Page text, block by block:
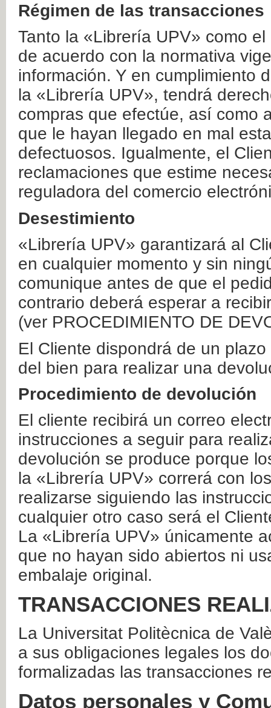
Régimen de las transacciones
Tanto la «Librería UPV» como
de acuerdo con la normativa
información. Y en cumplimiento
la «Librería UPV», tendrá
compras que efectúe, así como
que le hayan llegado en mal
defectuosos. Igualmente, el
reclamaciones que estime
reguladora del comercio
Desestimiento
«Librería UPV» garantizará al
en cualquier momento y sin
comunique antes de que el
contrario deberá esperar a
(ver PROCEDIMIENTO DE
El Cliente dispondrá de un
del bien para realizar una
Procedimiento de devolución
El cliente recibirá un correo
instrucciones a seguir para
devolución se produce porque
la «Librería UPV» correrá con
realizarse siguiendo las
cualquier otro caso será el
La «Librería UPV» únicamente
que no hayan sido abiertos ni
embalaje original.
TRANSACCIONES
La Universitat Politècnica de
a sus obligaciones legales los
formalizadas las transacciones
Datos personales y